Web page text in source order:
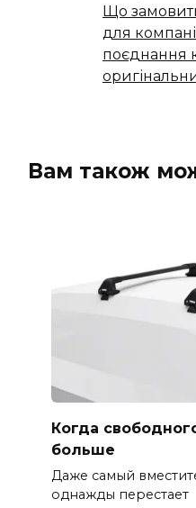
Що
для
поєднання
Вам також
Когда
больше
Даже самый
однажды перестает